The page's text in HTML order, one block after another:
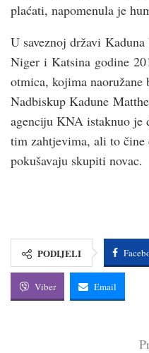
plaćati, napomenula je
U saveznoj državi
Niger i Katsina godine
otmica, kojima naoružane
Nadbiskup Kadune
agenciju KNA istaknuo je
tim zahtjevima, ali to
pokušavaju skupiti novac.
PODIJELI
Viber Email